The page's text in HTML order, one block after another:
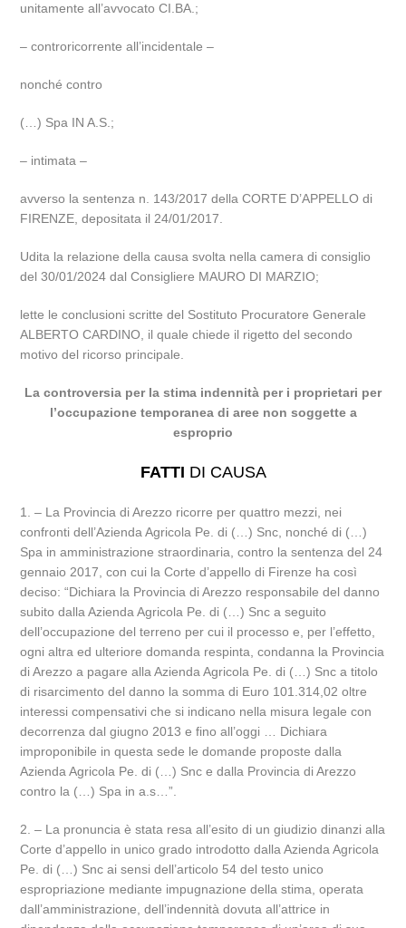
unitamente all’avvocato CI.BA.;
– controricorrente all’incidentale –
nonché contro
(…) Spa IN A.S.;
– intimata –
avverso la sentenza n. 143/2017 della CORTE D’APPELLO di
FIRENZE, depositata il 24/01/2017.
Udita la relazione della causa svolta nella camera di consiglio
del 30/01/2024 dal Consigliere MAURO DI MARZIO;
lette le conclusioni scritte del Sostituto Procuratore Generale
ALBERTO CARDINO, il quale chiede il rigetto del secondo
motivo del ricorso principale.
La controversia per la stima indennità per i proprietari per
l’occupazione temporanea di aree non soggette a
esproprio
FATTI DI CAUSA
1. – La Provincia di Arezzo ricorre per quattro mezzi, nei
confronti dell’Azienda Agricola Pe. di (…) Snc, nonché di (…)
Spa in amministrazione straordinaria, contro la sentenza del 24
gennaio 2017, con cui la Corte d’appello di Firenze ha così
deciso: “Dichiara la Provincia di Arezzo responsabile del danno
subito dalla Azienda Agricola Pe. di (…) Snc a seguito
dell’occupazione del terreno per cui il processo e, per l’effetto,
ogni altra ed ulteriore domanda respinta, condanna la Provincia
di Arezzo a pagare alla Azienda Agricola Pe. di (…) Snc a titolo
di risarcimento del danno la somma di Euro 101.314,02 oltre
interessi compensativi che si indicano nella misura legale con
decorrenza dal giugno 2013 e fino all’oggi … Dichiara
improponibile in questa sede le domande proposte dalla
Azienda Agricola Pe. di (…) Snc e dalla Provincia di Arezzo
contro la (…) Spa in a.s…”.
2. – La pronuncia è stata resa all’esito di un giudizio dinanzi alla
Corte d’appello in unico grado introdotto dalla Azienda Agricola
Pe. di (…) Snc ai sensi dell’articolo 54 del testo unico
espropriazione mediante impugnazione della stima, operata
dall’amministrazione, dell’indennità dovuta all’attrice in